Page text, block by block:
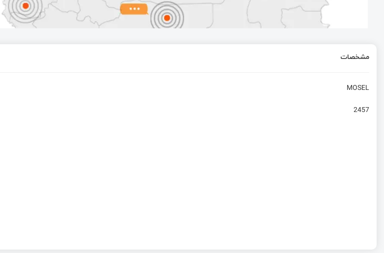
مشخصات
MOSEL
2457